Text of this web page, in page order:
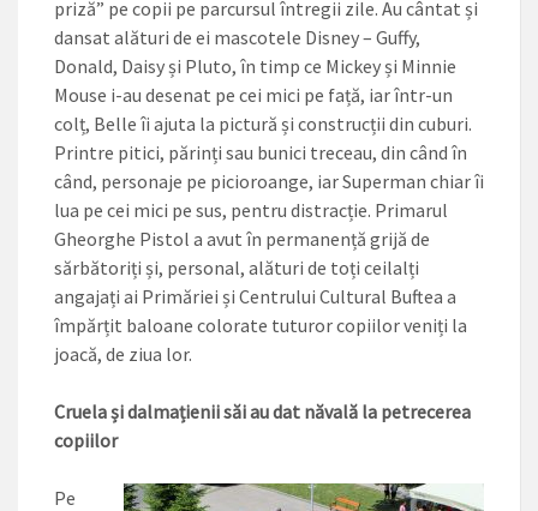
priză” pe copii pe parcursul întregii zile. Au cântat și
dansat alături de ei mascotele Disney – Guffy,
Donald, Daisy și Pluto, în timp ce Mickey și Minnie
Mouse i-au desenat pe cei mici pe față, iar într-un
colț, Belle îi ajuta la pictură și construcții din cuburi.
Printre pitici, părinți sau bunici treceau, din când în
când, personaje pe picioroange, iar Superman chiar îi
lua pe cei mici pe sus, pentru distracție. Primarul
Gheorghe Pistol a avut în permanență grijă de
sărbătoriți și, personal, alături de toți ceilalți
angajați ai Primăriei și Centrului Cultural Buftea a
împărțit baloane colorate tuturor copiilor veniți la
joacă, de ziua lor.
Cruela și dalmațienii săi au dat năvală la petrecerea
copiilor
Pe